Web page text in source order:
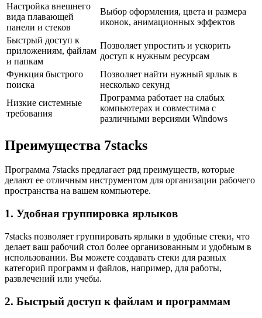
Настройка внешнего
вида плавающей
панели и стеков
Выбор оформления, цвета и размера
иконок, анимационных эффектов
Быстрый доступ к
приложениям, файлам
и папкам
Позволяет упростить и ускорить
доступ к нужным ресурсам
Функция быстрого
поиска
Позволяет найти нужный ярлык в
несколько секунд
Низкие системные
требования
Программа работает на слабых
компьютерах и совместима с
различными версиями Windows
Преимущества 7stacks
Программа 7stacks предлагает ряд преимуществ, которые
делают ее отличным инструментом для организации рабочего
пространства на вашем компьютере.
1. Удобная группировка ярлыков
7stacks позволяет группировать ярлыки в удобные стеки, что
делает ваш рабочий стол более организованным и удобным в
использовании. Вы можете создавать стеки для разных
категорий программ и файлов, например, для работы,
развлечений или учебы.
2. Быстрый доступ к файлам и программам